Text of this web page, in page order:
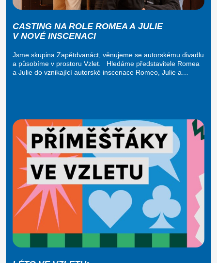
CASTING NA ROLE ROMEA A JULIE
V NOVÉ INSCENACI
Jsme skupina Zapětdvanáct, věnujeme se autorskému divadlu
a působíme v prostoru Vzlet. Hledáme představitele Romea
a Julie do vznikající autorské inscenace Romeo, Julie a…